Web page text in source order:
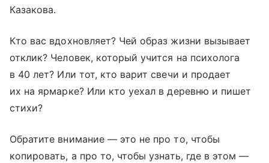
Казакова.
Кто вас вдохновляет? Чей образ жизни вызывает
отклик? Человек, который учится на психолога
в 40 лет? Или тот, кто варит свечи и продает
их на ярмарке? Или кто уехал в деревню и пишет
стихи?
Обратите внимание — это не про то, чтобы
копировать, а про то, чтобы узнать, где в этом —